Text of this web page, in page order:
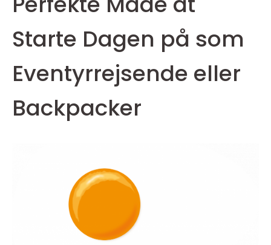
Starte Dagen på som
Eventyrrejsende eller
Backpacker